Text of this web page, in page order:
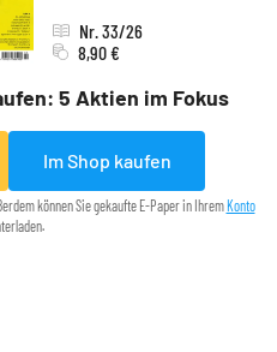
5 Aktien im Fokus
Nr. 33/26
8,90 €
Im Shop kaufen
können Sie gekaufte E-Paper in IhremKonto